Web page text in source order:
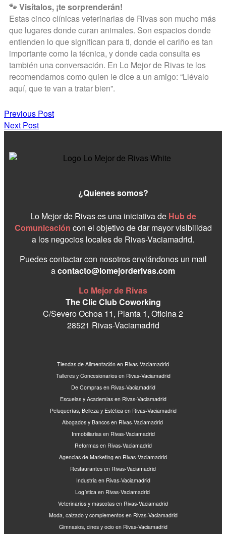
🐾 Visítalos, ¡te sorprenderán!
Estas cinco clínicas veterinarias de Rivas son mucho más
que lugares donde curan animales. Son espacios donde
entienden lo que significan para ti, donde el cariño es tan
importante como la técnica, y donde cada consulta es
también una conversación. En Lo Mejor de Rivaste los
recomendamos como quien le dice a un amigo: “Llévalo
aquí, que te van a tratar bien”.
Previous Post
Next Post
¿Quienes somos?
Lo Mejor de Rivas es una iniciativa de Hub de
Comunicación con el objetivo de dar mayor visibilidad
a los negocios locales de Rivas-Vaciamadrid.
Puedes contactar con nosotros enviándonos un mail
acontacto@lomejorderivas.com
Lo Mejor de Rivas
The Clic Club Coworking
C/Severo Ochoa 11, Planta 1, Oficina 2
28521 Rivas-Vaciamadrid
Tiendas de Alimentación en Rivas-Vaciamadrid
Talleres y Concesionarios en Rivas-Vaciamadrid
De Compras en Rivas-Vaciamadrid
Escuelas y Academias en Rivas-Vaciamadrid
Peluquerías, Belleza y Estética en Rivas-Vaciamadrid
Abogados y Bancos en Rivas-Vaciamadrid
Inmobiliarias en Rivas-Vaciamadrid
Reformas en Rivas-Vaciamadrid
Agencias de Marketing en Rivas-Vaciamadrid
Restaurantes en Rivas-Vaciamadrid
Industria en Rivas-Vaciamadrid
Logística en Rivas-Vaciamadrid
Veterinarios y mascotas en Rivas-Vaciamadrid
Moda, calzado y complementos en Rivas-Vaciamadrid
Gimnasios, cines y ocio en Rivas-Vaciamadrid